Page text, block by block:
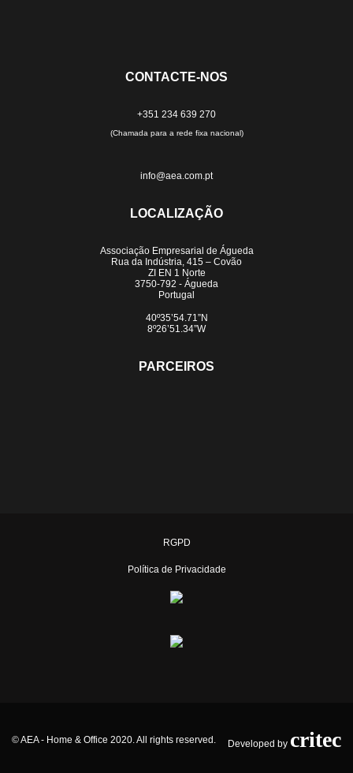
CONTACTE-NOS
+351 234 639 270
(Chamada para a rede fixa nacional)
info@aea.com.pt
LOCALIZAÇÃO
Associação Empresarial de Águeda
Rua da Indústria, 415 – Covão
ZI EN 1 Norte
3750-792 - Águeda
Portugal
40º35’54.71”N
8º26’51.34”W
PARCEIROS
RGPD
Política de Privacidade
© AEA - Home & Office 2020. All rights reserved. Developed by critec